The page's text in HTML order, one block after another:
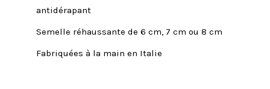
antidérapant
Semelle réhaussante de 6 cm, 7 cm ou 8 cm
Fabriquées à la main en Italie